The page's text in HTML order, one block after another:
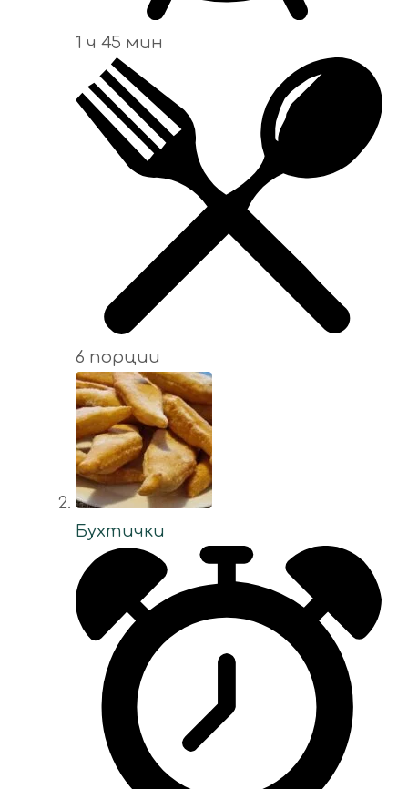
1 ч 45 мин
6 порции
Бухтички